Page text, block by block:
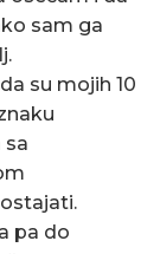
sam ga
su mojih 10
sa
pa do